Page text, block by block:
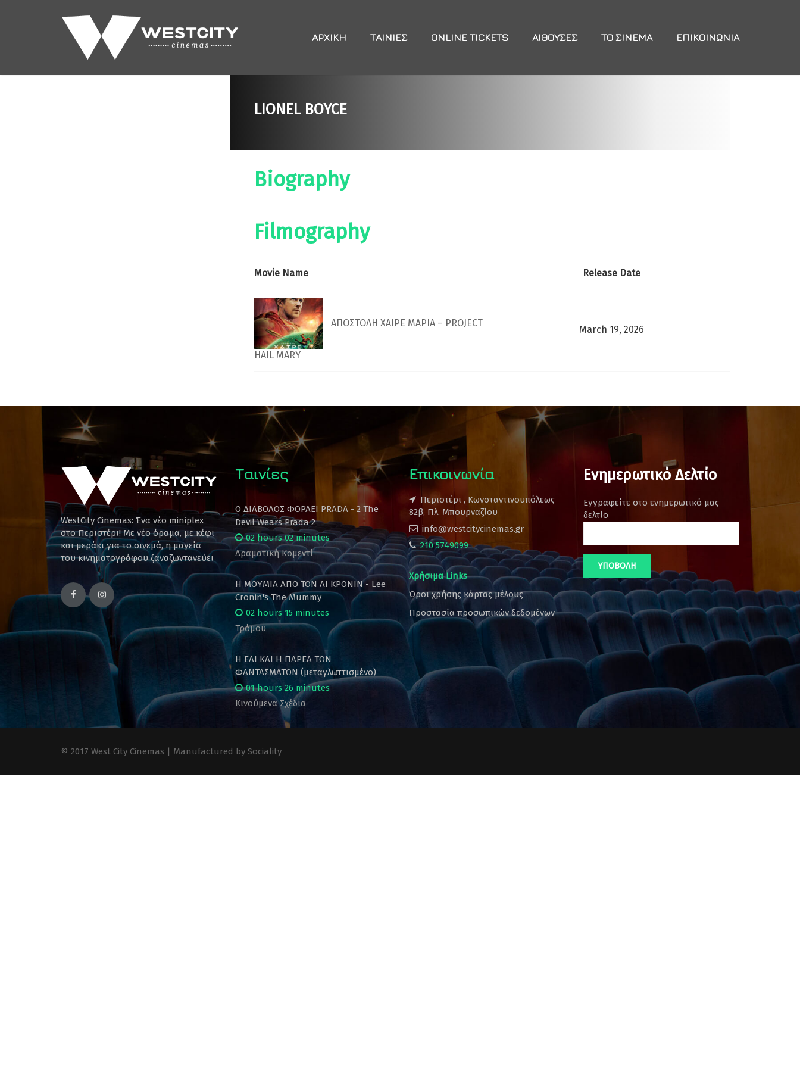
ΑΡΧΙΚΉ ΤΑΙΝΊΕΣ ONLINE TICKETS ΑΊΘΟΥΣΕΣ ΤΟ ΣΙΝΕΜΆ ΕΠΙΚΟΙΝΩΝΊΑ
LIONEL BOYCE
Biography
Filmography
Movie Name Release Date
ΑΠΟΣΤΟΛΗ ΧΑΙΡΕ ΜΑΡΙΑ – PROJECT
HAIL MARY
March 19, 2026
WestCity Cinemas: Ένα νέο miniplex
στο Περιστέρι! Mε νέο όραμα, με κέφι
και μεράκι για το σινεμά, η μαγεία
του κινηματογράφου ξαναζωντανεύει
Ταινίες
Ο ΔΙΑΒΟΛΟΣ ΦΟΡΑΕΙ PRADA - 2 The
Devil Wears Prada 2
02 hours 02 minutes
Δραματική Κομεντί
Η ΜΟΥΜΙΑ ΑΠΟ ΤΟΝ ΛΙ ΚΡΟΝΙΝ - Lee
Cronin's The Mummy
02 hours 15 minutes
Τρόμου
Η ΕΛΙ ΚΑΙ Η ΠΑΡΕΑ ΤΩΝ
ΦΑΝΤΑΣΜΑΤΩΝ (μεταγλωττισμένο)
01 hours 26 minutes
Κινούμενα Σχέδια
Επικοινωνία
Περιστέρι , Κωνσταντινουπόλεως
82β, Πλ. Μπουρναζίου
info@westcitycinemas.gr
210 5749099
Χρήσιμα Links
Όροι χρήσης κάρτας μέλους
Προστασία προσωπικών δεδομένων
Ενημερωτικό Δελτίο
Εγγραφείτε στο ενημερωτικό μας
δελτίο
© 2017 West City Cinemas | Manufactured by Sociality